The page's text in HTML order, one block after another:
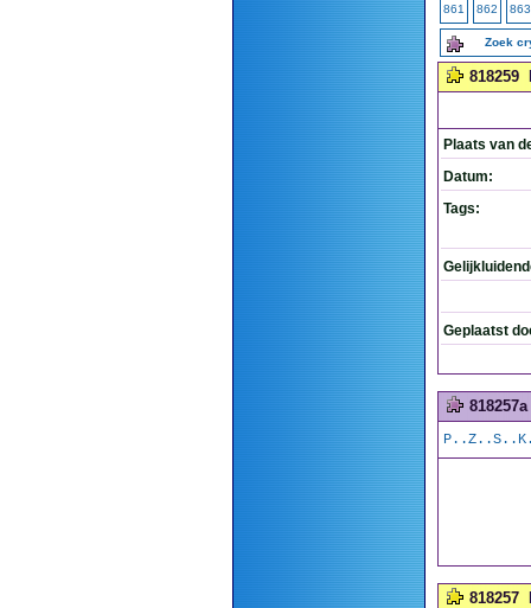
861 862 863
Zoek
818259
Plaats van
Datum:
Tags:
Geplaatst
818257a
818257